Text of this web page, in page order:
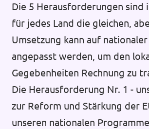
Die 5 Herausforderungen sind
für jedes Land die gleichen,
Umsetzung kann auf nationaler
angepasst werden, um den
Gegebenheiten Rechnung zu
Die Herausforderung Nr. 1 -
zur Reform und Stärkung der
unseren nationalen